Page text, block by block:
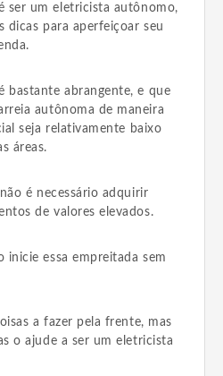
ser um eletricista autônomo,
dicas para aperfeiçoar seu
bastante abrangente, e que
autônoma de maneira
seja relativamente baixo
áreas.
é necessário adquirir
de valores elevados.
inicie essa empreitada sem
a fazer pela frente, mas
o ajude a ser um eletricista